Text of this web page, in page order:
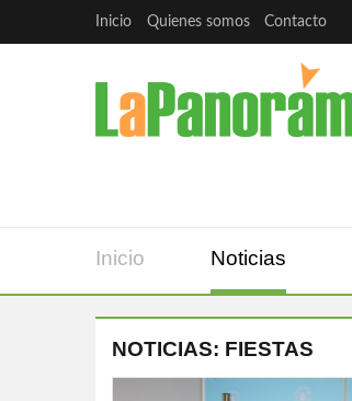
Inicio Quienes somos Contacto
Inicio Noticias
NOTICIAS: FIESTAS